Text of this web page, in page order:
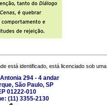
está identificado, está licenciado sob uma
294 - 4 andar
São Paulo, SP
01222-010
(11) 3355-2130